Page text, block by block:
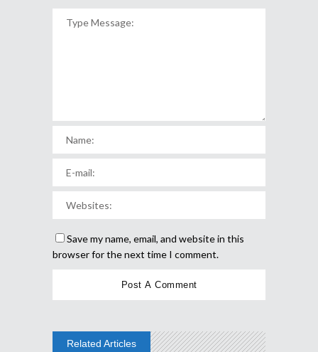
Save my name, email, and website in this
browser for the next time I comment.
Related Articles